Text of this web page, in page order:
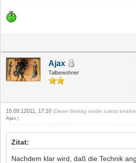
Ajax
Talbewohner
15.09.12011, 17:10 (Dieser Beitrag wurde zuletzt
Ajax .)
Zitat:
Nachdem klar wird, daß die Technik